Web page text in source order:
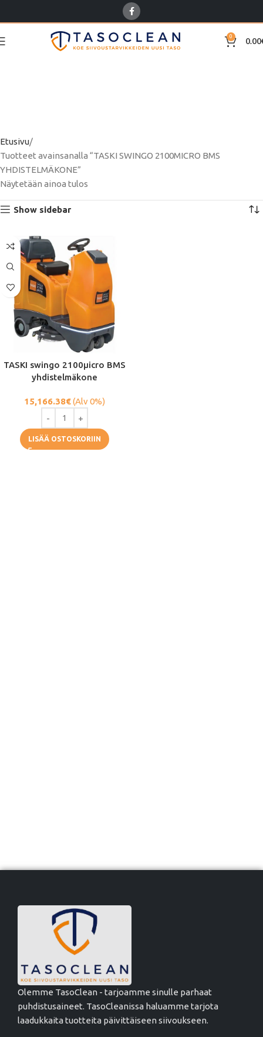
0 0.00
Etusivu
Tuotteet avainsanalla “TASKI SWINGO 2100ΜICRO BMS
YHDISTELMÄKONE”
Näytetään ainoa tulos
Show sidebar
TASKI swingo 2100μicro BMS
yhdistelmäkone
15,166.38€(Alv 0%)
LISÄÄ OSTOSKORIIN
Olemme TasoClean - tarjoamme sinulle parhaat
puhdistusaineet. TasoCleanissa haluamme tarjota
laadukkaita tuotteita päivittäiseen siivoukseen.